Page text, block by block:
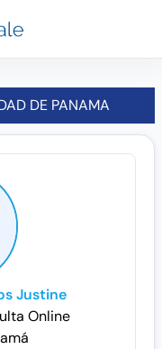
DE PANAMA
Justine
Online